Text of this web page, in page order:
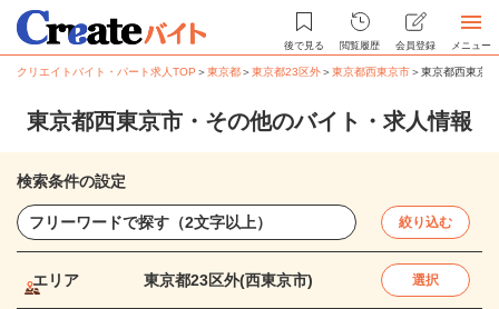
後で見る 閲覧履歴 会員登録 メニュー
クリエイトバイト・パート求人TOP ＞東京都＞東京都23区外＞東京都西東京市＞東京都西東京
東京都西東京市・その他のバイト・求人情報
検索条件の設定
絞り込む
エリア 東京都23区外(西東京市) 選択